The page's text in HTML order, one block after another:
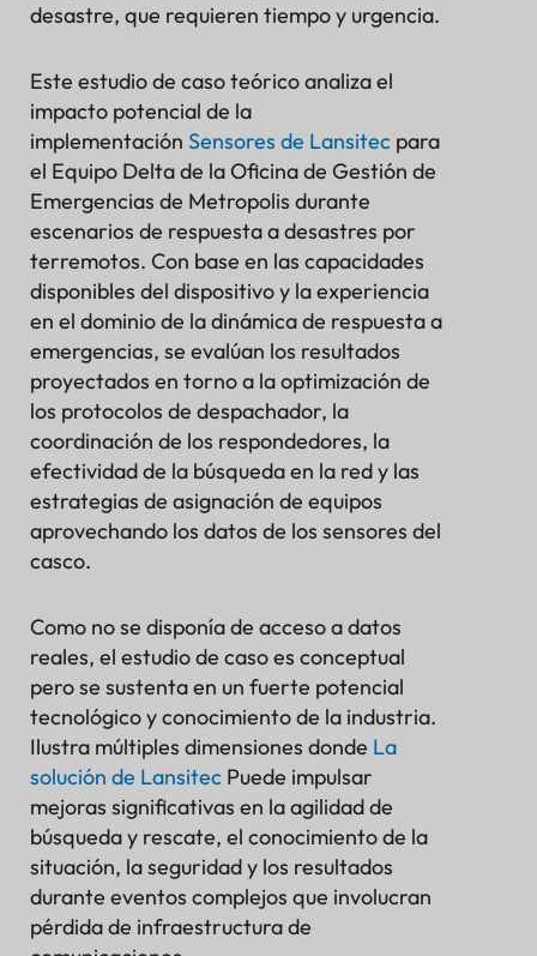
desastre, que requieren tiempo y urgencia.
Este estudio de caso teórico analiza el
impacto potencial de la
implementación Sensores de Lansitec para
el Equipo Delta de la Oficina de Gestión de
Emergencias de Metropolis durante
escenarios de respuesta a desastres por
terremotos. Con base en las capacidades
disponibles del dispositivo y la experiencia
en el dominio de la dinámica de respuesta a
emergencias, se evalúan los resultados
proyectados en torno a la optimización de
los protocolos de despachador, la
coordinación de los respondedores, la
efectividad de la búsqueda en la red y las
estrategias de asignación de equipos
aprovechando los datos de los sensores del
casco.
Como no se disponía de acceso a datos
reales, el estudio de caso es conceptual
pero se sustenta en un fuerte potencial
tecnológico y conocimiento de la industria.
Ilustra múltiples dimensiones donde La
solución de Lansitec Puede impulsar
mejoras significativas en la agilidad de
búsqueda y rescate, el conocimiento de la
situación, la seguridad y los resultados
durante eventos complejos que involucran
pérdida de infraestructura de